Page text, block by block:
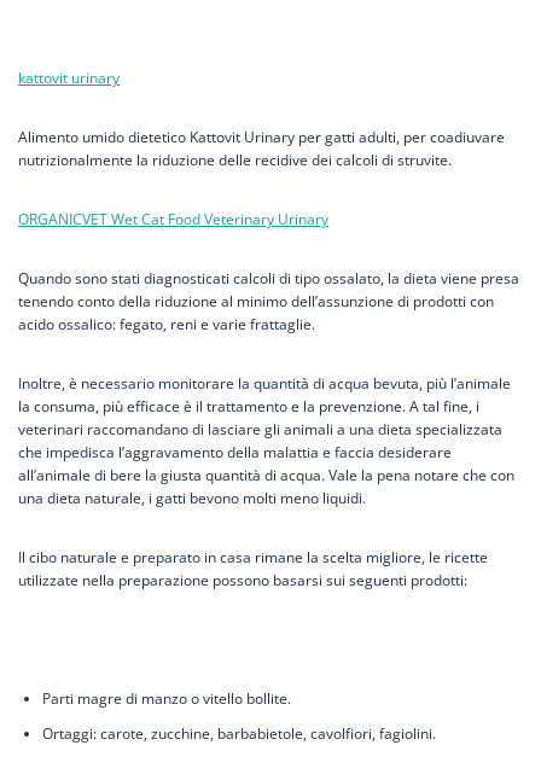
kattovit urinary
Alimento umido dietetico Kattovit Urinary per gatti adulti, per coadiuvare
nutrizionalmente la riduzione delle recidive dei calcoli di struvite.
ORGANICVET Wet Cat Food Veterinary Urinary
Quando sono stati diagnosticati calcoli di tipo ossalato, la dieta viene presa
tenendo conto della riduzione al minimo dell’assunzione di prodotti con
acido ossalico: fegato, reni e varie frattaglie.
Inoltre, è necessario monitorare la quantità di acqua bevuta, più l’animale
la consuma, più efficace è il trattamento e la prevenzione. A tal fine, i
veterinari raccomandano di lasciare gli animali a una dieta specializzata
che impedisca l’aggravamento della malattia e faccia desiderare
all’animale di bere la giusta quantità di acqua. Vale la pena notare che con
una dieta naturale, i gatti bevono molti meno liquidi.
Il cibo naturale e preparato in casa rimane la scelta migliore, le ricette
utilizzate nella preparazione possono basarsi sui seguenti prodotti:
Parti magre di manzo o vitello bollite.
Ortaggi: carote, zucchine, barbabietole, cavolfiori, fagiolini.